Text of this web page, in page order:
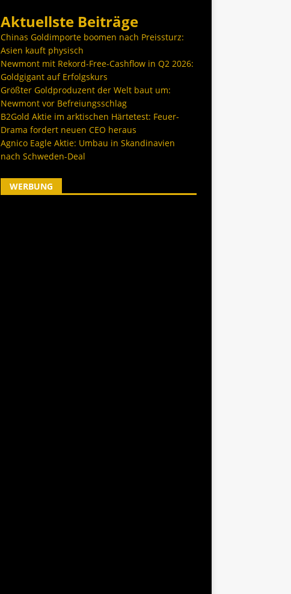
Aktuellste Beiträge
Chinas Goldimporte boomen nach Preissturz:
Asien kauft physisch
Newmont mit Rekord-Free-Cashflow in Q2 2026:
Goldgigant auf Erfolgskurs
Größter Goldproduzent der Welt baut um:
Newmont vor Befreiungsschlag
B2Gold Aktie im arktischen Härtetest: Feuer-
Drama fordert neuen CEO heraus
Agnico Eagle Aktie: Umbau in Skandinavien
nach Schweden-Deal
WERBUNG